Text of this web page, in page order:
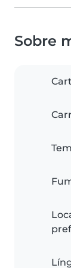
Sobre